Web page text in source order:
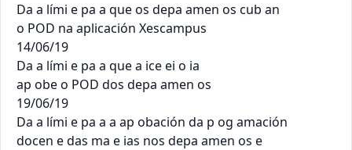
Da a lími e pa a que os depa amen os cub an
o POD na aplicación Xescampus
14/06/19
Da a lími e pa a que a ice ei o ia
ap obe o POD dos depa amen os
19/06/19
Da a lími e pa a a ap obación da p og amación
docen e das ma e ias nos depa amen os e